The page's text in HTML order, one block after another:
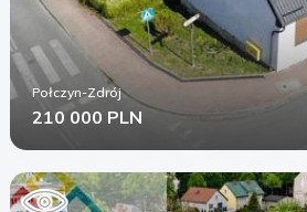
Połczyn-Zdrój
210 000 PLN